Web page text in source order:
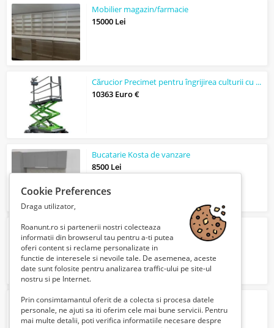
Mobilier magazin/farmacie
15000 Lei
Cărucior Precimet pentru îngrijirea culturii cu platformă asistată hidraulic
10363 Euro €
Bucatarie Kosta de vanzare
8500 Lei
Mobila de Bucatarie
8500 Lei
Sauna Cube Maxi
7560 Euro €
Cookie Preferences
Draga utilizator,
Roanunt.ro si partenerii nostri colecteaza
informatii din browserul tau pentru a-ti putea
oferi content si reclame personalizate in
functie de interesele si nevoile tale. De asemenea, aceste
date sunt folosite pentru analizarea traffic-ului pe site-ul
nostru si pe Internet.
Prin consimtamantul oferit de a colecta si procesa datele
personale, ne ajuti sa iti oferim cele mai bune servicii. Pentru
mai multe detalii, poti verifica informatiile necesare despre